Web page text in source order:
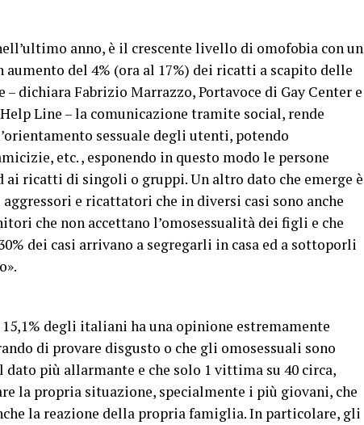
anno, è il crescente livello di omofobia con un
aumento del 4% (ora al 17%) dei ricatti a scapito delle
– dichiara Fabrizio Marrazzo, Portavoce di Gay Center e
Line – la comunicazione tramite social, rende
sessuale degli utenti, potendo
etc. , esponendo in questo modo le persone
ricatti di singoli o gruppi. Un altro dato che emerge è
e ricattatori che in diversi casi sono anche
che non accettano l’omosessualità dei figli e che
dei casi arrivano a segregarli in casa ed a sottoporli
degli italiani ha una opinione estremamente
di provare disgusto o che gli omosessuali sono
più allarmante e che solo 1 vittima su 40 circa,
la propria situazione, specialmente i più giovani, che
la reazione della propria famiglia. In particolare, gli